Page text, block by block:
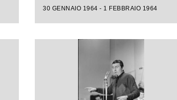
30 GENNAIO 1964 - 1 FEBBRAIO 1964